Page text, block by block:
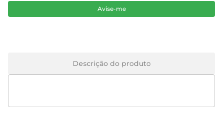
Avise-me
Descrição do produto